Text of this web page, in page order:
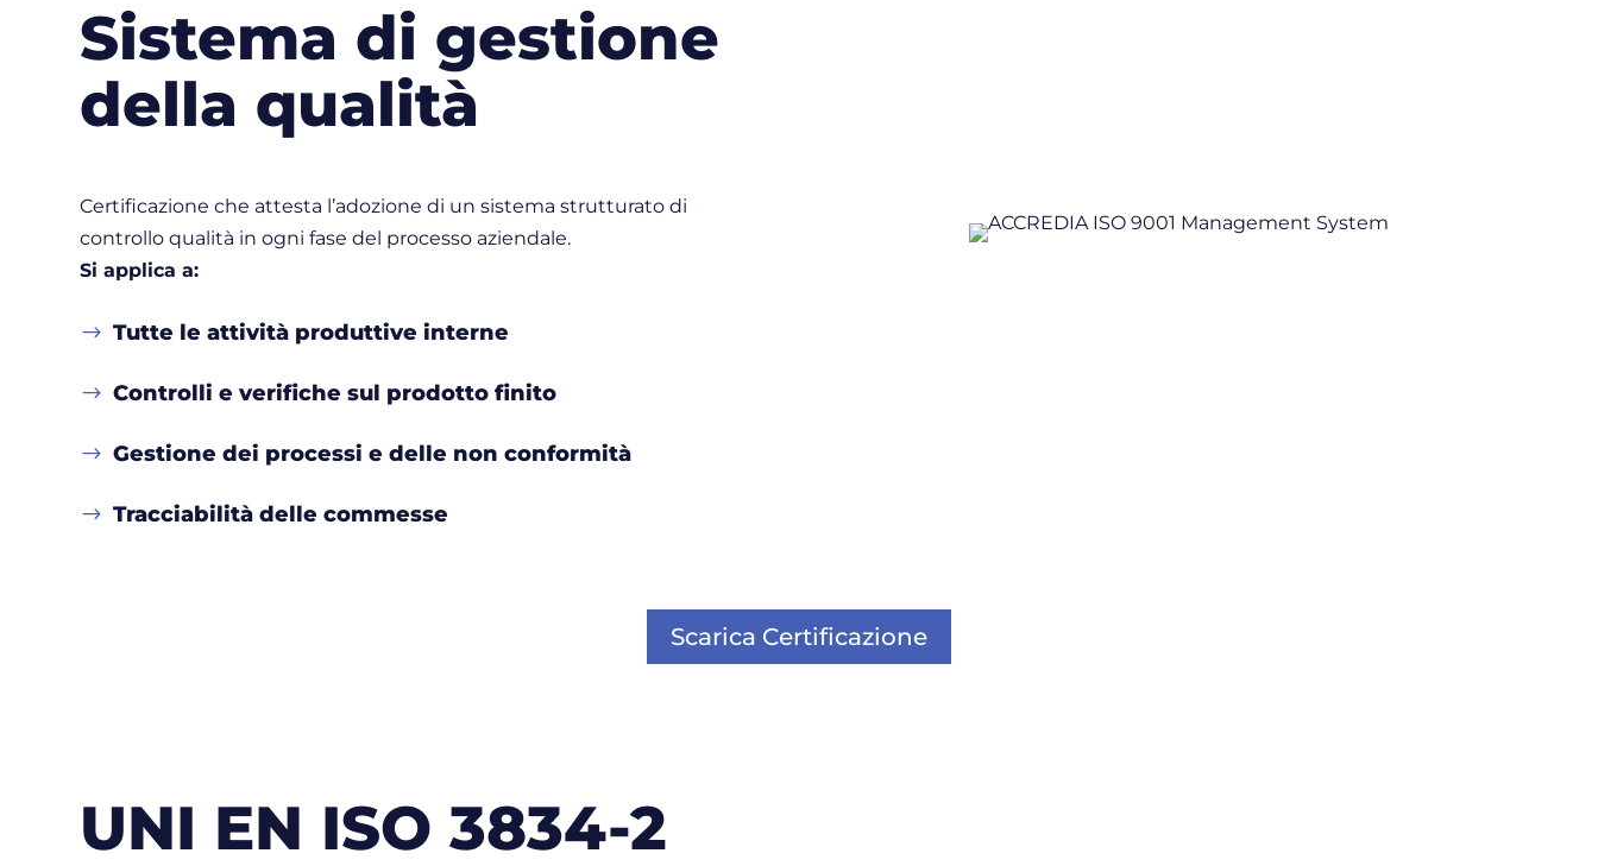
Sistema di gestione
della qualità
Certificazione che attesta l’adozione di un sistema strutturato di
controllo qualità in ogni fase del processo aziendale.
Si applica a:
$ Tutte le attività produttive interne
$ Controlli e verifiche sul prodotto finito
$ Gestione dei processi e delle non conformità
$ Tracciabilità delle commesse
Scarica Certificazione
UNI EN ISO 3834-2